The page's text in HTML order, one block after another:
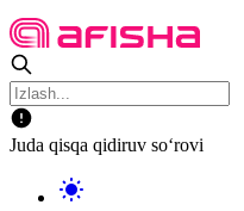
Juda qisqa qidiruv so‘rovi